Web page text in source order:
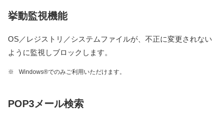
挙動監視機能
OS／レジストリ／システムファイルが、不正に変更されない
ように監視しブロックします。
※ Windows®︎でのみご利用いただけます。
POP3メール検索